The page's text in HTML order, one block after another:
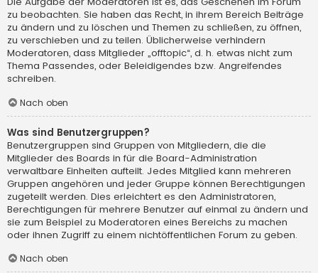
zu beobachten. Sie haben das Recht, in ihrem Bereich Beiträge
zu ändern und zu löschen und Themen zu schließen, zu öffnen,
zu verschieben und zu teilen. Üblicherweise verhindern
Moderatoren, dass Mitglieder „offtopic“, d. h. etwas nicht zum
Thema Passendes, oder Beleidigendes bzw. Angreifendes
schreiben.
Nach oben
Was sind Benutzergruppen?
Benutzergruppen sind Gruppen von Mitgliedern, die die
Mitglieder des Boards in für die Board-Administration
verwaltbare Einheiten aufteilt. Jedes Mitglied kann mehreren
Gruppen angehören und jeder Gruppe können Berechtigungen
zugeteilt werden. Dies erleichtert es den Administratoren,
Berechtigungen für mehrere Benutzer auf einmal zu ändern und
sie zum Beispiel zu Moderatoren eines Bereichs zu machen
oder ihnen Zugriff zu einem nichtöffentlichen Forum zu geben.
Nach oben